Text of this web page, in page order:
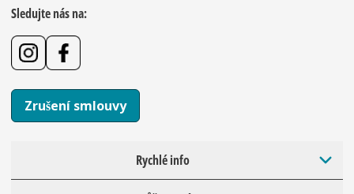
Sledujte nás na:
Zrušení smlouvy
Rychlé info